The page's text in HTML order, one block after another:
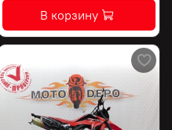
В корзину